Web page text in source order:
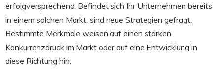
erfolgversprechend. Befindet sich Ihr Unternehmen bereits
in einem solchen Markt, sind neue Strategien gefragt.
Bestimmte Merkmale weisen auf einen starken
Konkurrenzdruck im Markt oder auf eine Entwicklung in
diese Richtung hin: